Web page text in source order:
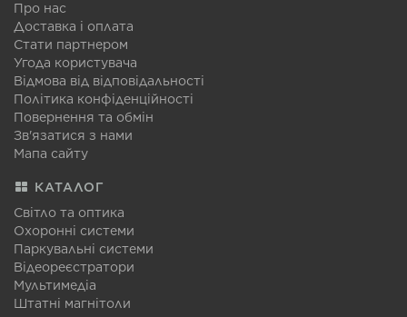
Про нас
Доставка і оплата
Стати партнером
Угода користувача
Відмова від відповідальності
Політика конфіденційності
Повернення та обмін
Зв'язатися з нами
Мапа сайту
КАТАЛОГ
Світло та оптика
Охоронні системи
Паркувальні системи
Відеореєстратори
Мультимедіа
Штатні магнітоли